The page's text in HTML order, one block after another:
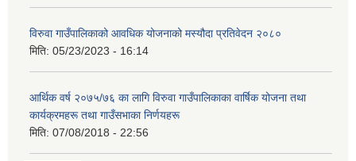
विरुवा गाउँपालिकाको आवधिक योजनाको मस्यौदा प्रतिवेदन २०८०
मिति: 05/23/2023 - 16:14
आर्थिक वर्ष २०७५/७६ का लागि विरुवा गाउँपालिकाका वार्षिक योजना तथा
कार्यक्रमहरू तथा गाउँसभाका निर्णयहरू
मिति: 07/08/2018 - 22:56